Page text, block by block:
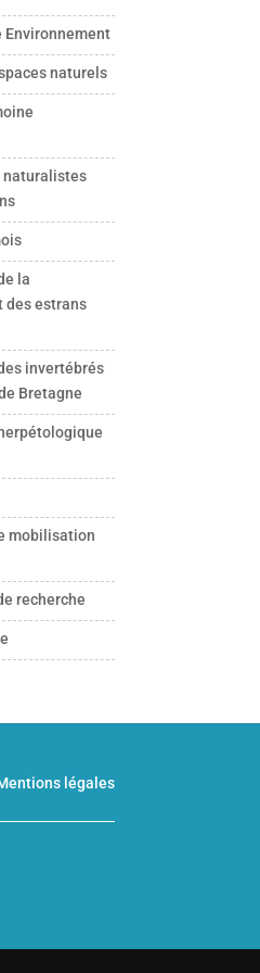
Environnement
naturels
naturalistes
la
des estrans
invertébrés
Bretagne
mobilisation
recherche
légales